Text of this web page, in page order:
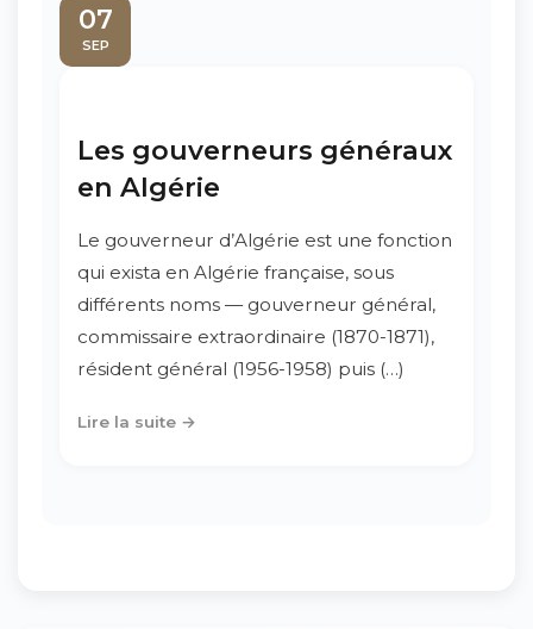
07
SEP
Les gouverneurs généraux
en Algérie
Le gouverneur d’Algérie est une fonction
qui exista en Algérie française, sous
différents noms — gouverneur général,
commissaire extraordinaire (1870-1871),
résident général (1956-1958) puis (…)
Lire la suite →